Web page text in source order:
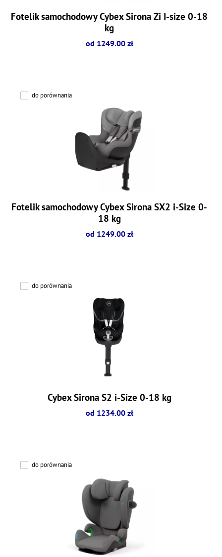
Fotelik samochodowy Cybex Sirona Zi I-size 0-18
kg
od 1249.00 zł
do porównania
Fotelik samochodowy Cybex Sirona SX2 i-Size 0-
18 kg
od 1249.00 zł
do porównania
Cybex Sirona S2 i-Size 0-18 kg
od 1234.00 zł
do porównania